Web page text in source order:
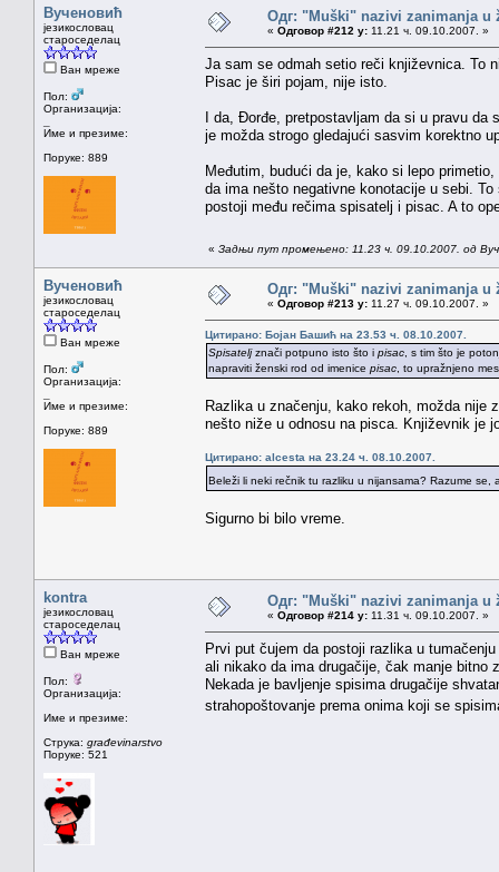
Вученовић
језикословац
староседелац
Ван мреже
Пол:
Организација:
Име и презиме:
Поруке: 889
Одг: "Muški" nazivi zanimanja u
« Одговор #212 у: 11.21 ч. 09.10.2007. »
Ja sam se odmah setio reči književnica. To
Pisac je širi pojam, nije isto.
I da, Đorđe, pretpostavljam da si u pravu da
je možda strogo gledajući sasvim korektno
Međutim, budući da je, kako si lepo
da ima nešto negativne konotacije u sebi.
postoji među rečima spisatelj i pisac. A to
« Задњи пут промењено: 11.23 ч. 09.10.2007. од
Вученовић
језикословац
староседелац
Ван мреже
Пол:
Организација:
Име и презиме:
Поруке: 889
Одг: "Muški" nazivi zanimanja u
« Одговор #213 у: 11.27 ч. 09.10.2007. »
Цитирано: Бојан Башић на 23.53 ч. 08.10.2007.
Spisateljznači potpuno isto što i pisac , s tim što je
napraviti ženski rod od imenice pisac , to upražnjeno
Razlika u značenju, kako rekoh, možda nije
nešto niže u odnosu na pisca. Književnik je
Цитирано: alcesta на 23.24 ч. 08.10.2007.
Beleži li neki rečnik tu razliku u nijansama? Razume
Sigurno bi bilo vreme.
kontra
језикословац
староседелац
Ван мреже
Пол:
Организација:
Име и презиме:
Струка: građevinarstvo
Поруке: 521
Одг: "Muški" nazivi zanimanja u
« Одговор #214 у: 11.31 ч. 09.10.2007. »
Prvi put čujem da postoji razlika u
ali nikako da ima drugačije, čak manje bitno
Nekada je bavljenje spisima drugačije
strahopoštovanje prema onima koji se